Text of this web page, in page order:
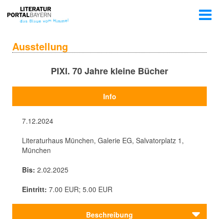
Ausstellung
PIXI. 70 Jahre kleine Bücher
Info
7.12.2024
Literaturhaus München, Galerie EG, Salvatorplatz 1,
München
Bis: 2.02.2025
Eintritt: 7.00 EUR; 5.00 EUR
Beschreibung